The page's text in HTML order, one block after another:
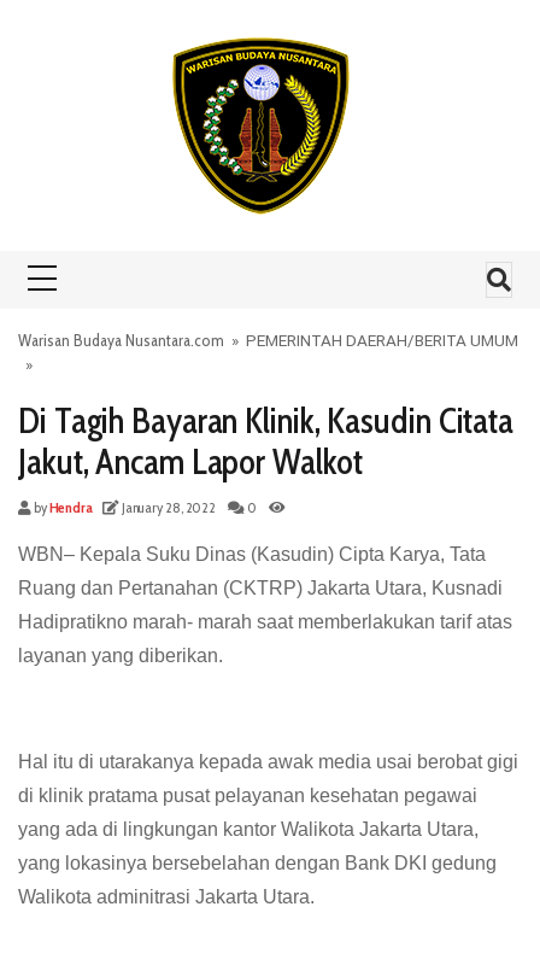
Warisan Budaya Nusantara.com » PEMERINTAH DAERAH/BERITA UMUM
»
Di Tagih Bayaran Klinik, Kasudin Citata
Jakut, Ancam Lapor Walkot
byHendra January 28, 2022 0
WBN– Kepala Suku Dinas (Kasudin) Cipta Karya, Tata
Ruang dan Pertanahan (CKTRP) Jakarta Utara, Kusnadi
Hadipratikno marah- marah saat memberlakukan tarif atas
layanan yang diberikan.
Hal itu di utarakanya kepada awak media usai berobat gigi
di klinik pratama pusat pelayanan kesehatan pegawai
yang ada di lingkungan kantor Walikota Jakarta Utara,
yang lokasinya bersebelahan dengan Bank DKI gedung
Walikota adminitrasi Jakarta Utara.